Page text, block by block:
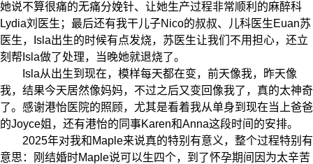
她说不算很痛的无痛分娩针、让她生产过程非常顺利的麻醉科
Lydia刘医生；最后还有我干儿子Nico的叔叔、儿科医生Euan苏
医生，Isla出生的时候有点发烧，苏医生让我们不用担心，还立
刻帮Isla做了处理，当晚她就退烧了。
Isla从出生到现在，模样每天都在变，前天像我，昨天像
我，结果今天居然像妈妈，不过之后又变回像我了，真的太神奇
了。感谢港怡医院的照顾，尤其是看着我从单身到现在当上爸爸
的Joyce姐，还有港怡的同事Karen和Anna这段时间的安排。
2025年对我和Maple来说真的特别有意义，整个过程特别有
意思：刚结婚时Maple说可以生四个，到了怀孕期间因为太辛苦